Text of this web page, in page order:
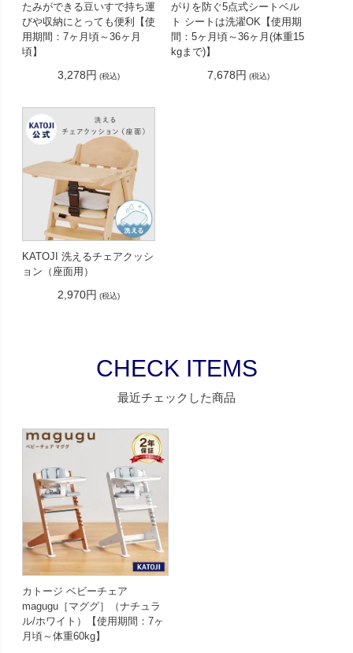
たみができる豆いすで持ち運
びや収納にとっても便利【使
用期間：7ヶ月頃～36ヶ月
頃】
3,278円 (税込)
がりを防ぐ5点式シートベル
ト シートは洗濯OK【使用期
間：5ヶ月頃～36ヶ月(体重15
kgまで)】
7,678円 (税込)
KATOJI 洗えるチェアクッシ
ョン（座面用）
2,970円 (税込)
CHECK ITEMS
最近チェックした商品
カトージ ベビーチェア
magugu［マググ］（ナチュラ
ル/ホワイト）【使用期間：7ヶ
月頃～体重60kg】